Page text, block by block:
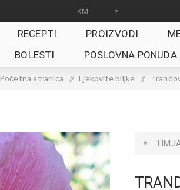
RECEPTI PROIZVODI
BOLESTI
POSLOVNA PONUDA
Početna stranica / Ljekovite biljke /